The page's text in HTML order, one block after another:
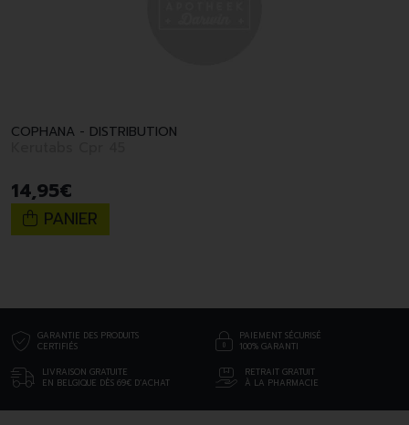
COPHANA - DISTRIBUTION
14,95€
PANIER
GARANTIE DES PRODUITS
CERTIFIÉS
PAIEMENT SÉCURISÉ
100% GARANTI
LIVRAISON GRATUITE
EN BELGIQUE DÈS 69€ D’ACHAT
RETRAIT GRATUIT
À LA PHARMACIE